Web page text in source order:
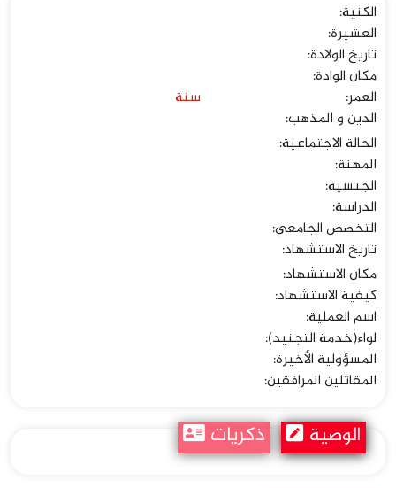
الكنية:
العشيرة:
تاريخ الولادة:
مکان الوادة:
العمر:
سنة
الدين و المذهب:
الحالة الاجتماعية:
المهنة:
الجنسیة:
الدراسة:
التخصص الجامعي:
تاریخ الاستشهاد:
مكان الاستشهاد:
كيفية الاستشهاد:
اسم العملية:
لواء(خدمة التجنيد):
المسؤولية الأخيرة:
المقاتلين المرافقين:
الوصیة ذکریات